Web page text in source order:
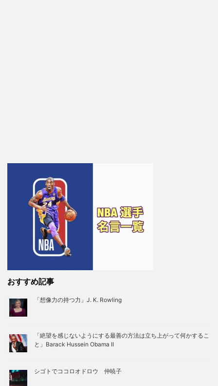
おすすめ記事
「想像力の持つ力」J. K. Rowling
「絶望を感じないようにする最善の方法は立ち上がって何かするこ
と」Barack Hussein Obama II
シゴトでココロオドロウ 仲暁子